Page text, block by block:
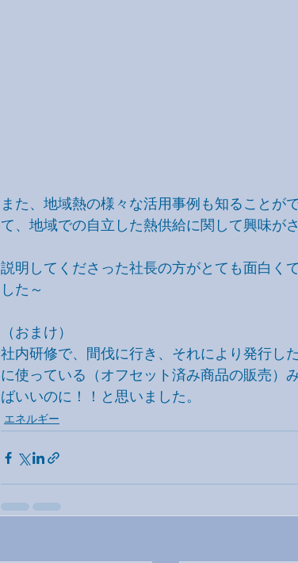
また、地域熱の様々な活用事例も知ることが
て、地域での自立した熱供給に関して興味が
説明してくださった社長の方がとても面白く
した～
（おまけ）
社内研修で、間伐に行き、それにより発行し
に使っている（オフセット済み商品の販売）
ばいいのに！！と思いました。
エネルギー